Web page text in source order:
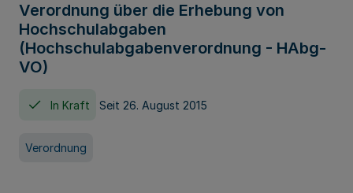
Verordnung über die Erhebung von
Hochschulabgaben
(Hochschulabgabenverordnung - HAbg-
VO)
In Kraft Seit 26. August 2015
Verordnung